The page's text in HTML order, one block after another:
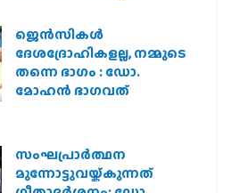
ജെന്‍സികള്‍
ദേശദ്രോഹികളല്ല, നമ്മുടെ
തന്നെ ഭാഗം : ഡോ.
മോഹന്‍ ഭാഗവത്
സംഘപ്രാര്‍ത്ഥന
മുന്നോട്ടുവയ്ക്കുന്നത്